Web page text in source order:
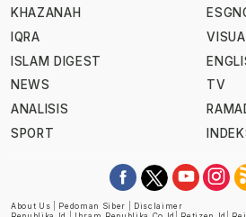
KHAZANAH
IQRA
ISLAM DIGEST
NEWS
ANALISIS
SPORT
TV
About Us Pedoman Siber
Disclaimer